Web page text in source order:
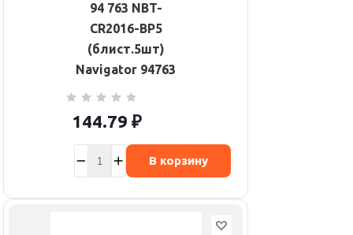
94 763 NBT-
CR2016-BP5
(блист.5шт)
Navigator 94763
144.79 ₽
В корзину